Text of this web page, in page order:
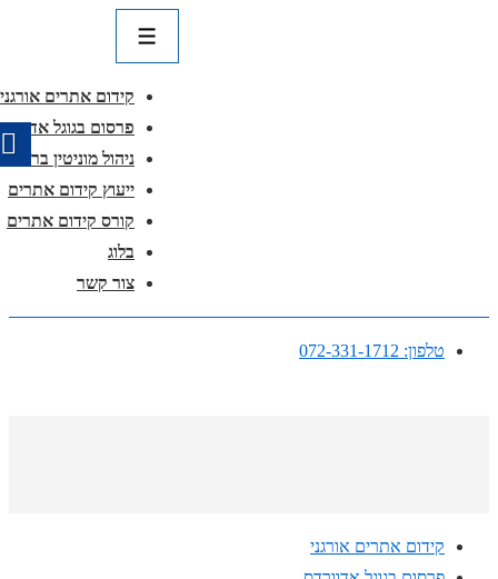
תפריט
קידום אתרים אורגני
פרסום בגוגל אדוורדס
ניהול מוניטין ברשת
ייעוץ קידום אתרים
קורס קידום אתרים
בלוג
צור קשר
טלפון: 072-331-1712
קידום אתרים אורגני